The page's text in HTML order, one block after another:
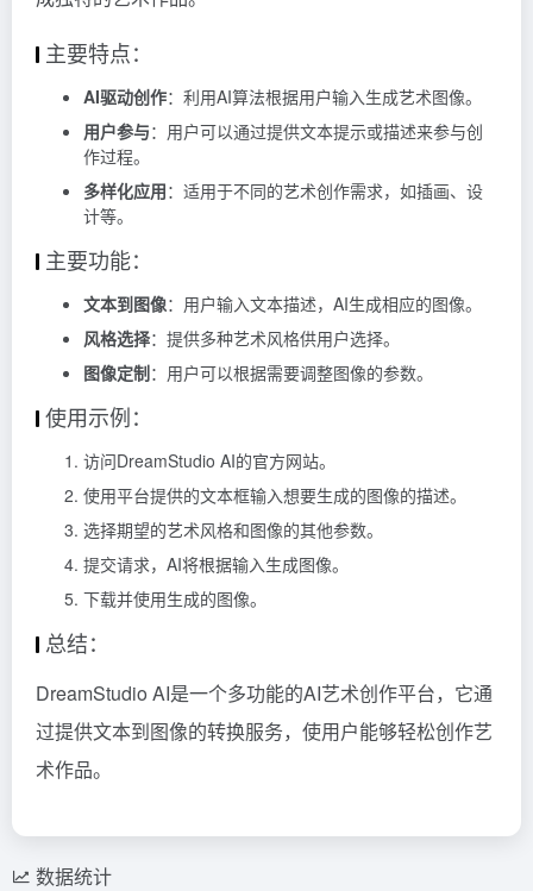
主要特点：
AI驱动创作：利用AI算法根据用户输入生成艺术图像。
用户参与：用户可以通过提供文本提示或描述来参与创
作过程。
多样化应用：适用于不同的艺术创作需求，如插画、设
计等。
主要功能：
文本到图像：用户输入文本描述，AI生成相应的图像。
风格选择：提供多种艺术风格供用户选择。
图像定制：用户可以根据需要调整图像的参数。
使用示例：
访问DreamStudio AI的官方网站。
使用平台提供的文本框输入想要生成的图像的描述。
选择期望的艺术风格和图像的其他参数。
提交请求，AI将根据输入生成图像。
下载并使用生成的图像。
总结：
DreamStudio AI是一个多功能的AI艺术创作平台，它通
过提供文本到图像的转换服务，使用户能够轻松创作艺
术作品。
数据统计